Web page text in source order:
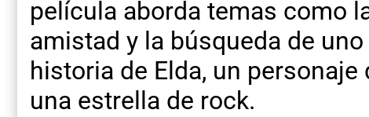
película aborda temas como
amistad y la búsqueda de
historia de Elda, un
una estrella de rock.